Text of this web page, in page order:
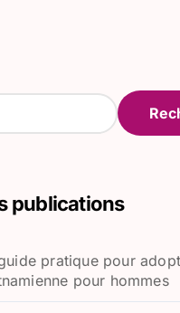
publications
pratique pour
pour hommes